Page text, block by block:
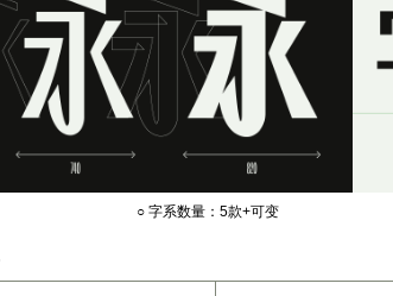
○ 字系数量：5款+可变